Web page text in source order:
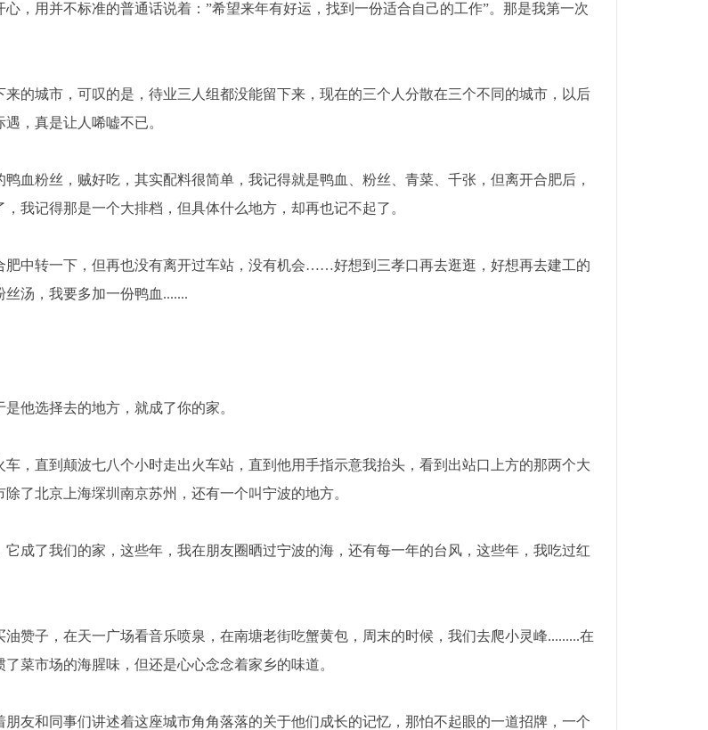
，用并不标准的普通话说着：”希望来年有好运，找到一份适合自己的工作”。那是我第一次
的城市，可叹的是，待业三人组都没能留下来，现在的三个人分散在三个不同的城市，以后
，真是让人唏嘘不已。
血粉丝，贼好吃，其实配料很简单，我记得就是鸭血、粉丝、青菜、千张，但离开合肥后，
我记得那是一个大排档，但具体什么地方，却再也记不起了。
肥中转一下，但再也没有离开过车站，没有机会……好想到三孝口再去逛逛，好想再去建工的
汤，我要多加一份鸭血.......
他选择去的地方，就成了你的家。
，直到颠波七八个小时走出火车站，直到他用手指示意我抬头，看到出站口上方的那两个大
了北京上海堔圳南京苏州，还有一个叫宁波的地方。
成了我们的家，这些年，我在朋友圈晒过宁波的海，还有每一年的台风，这些年，我吃过红
赞子，在天一广场看音乐喷泉，在南塘老街吃蟹黄包，周末的时候，我们去爬小灵峰.........在
菜市场的海腥味，但还是心心念念着家乡的味道。
友和同事们讲述着这座城市角角落落的关于他们成长的记忆，那怕不起眼的一道招牌，一个